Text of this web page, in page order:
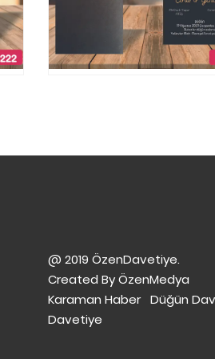
@ 2019 ÖzenDavetiye.
Created ByÖzenMedya
Karaman Haber Düğün
Davetiye